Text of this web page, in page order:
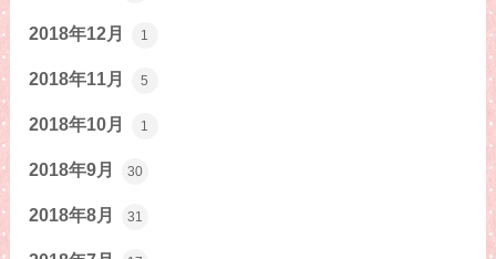
2018年12月 1
2018年11月 5
2018年10月 1
2018年9月 30
2018年8月 31